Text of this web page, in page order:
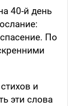
40-й день
По
и
эти слова